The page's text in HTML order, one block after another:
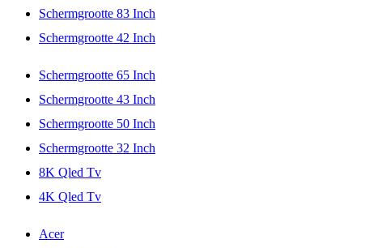
Schermgrootte 83 Inch
Schermgrootte 42 Inch
Schermgrootte 65 Inch
Schermgrootte 43 Inch
Schermgrootte 50 Inch
Schermgrootte 32 Inch
8K Qled Tv
4K Qled Tv
Acer